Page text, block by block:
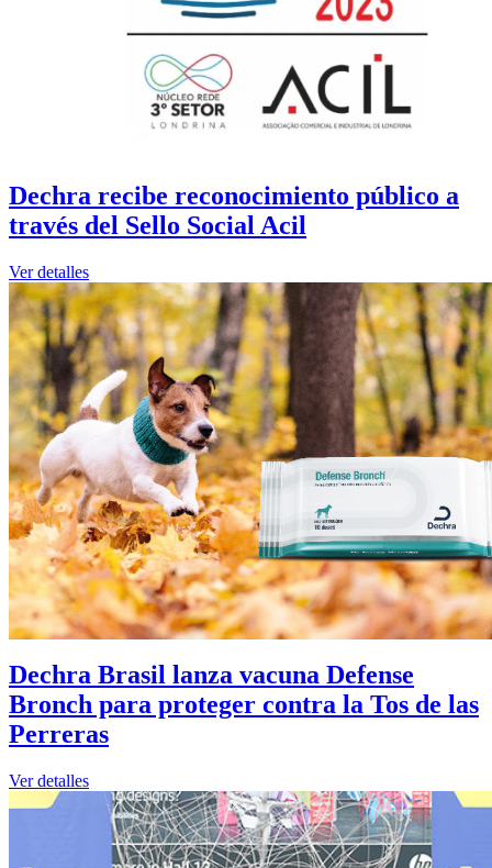
Dechra recibe reconocimiento público a
través del Sello Social Acil
Ver detalles
Dechra Brasil lanza vacuna Defense
Bronch para proteger contra la Tos de las
Perreras
Ver detalles